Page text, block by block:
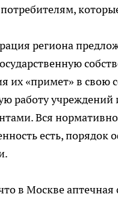
региона
их «примет» в свою
работу учреждений
Вся
есть,
в Москве аптечная